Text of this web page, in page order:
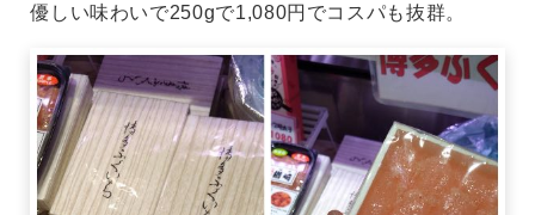
優しい味わいで250gで1,080円でコスパも抜群。